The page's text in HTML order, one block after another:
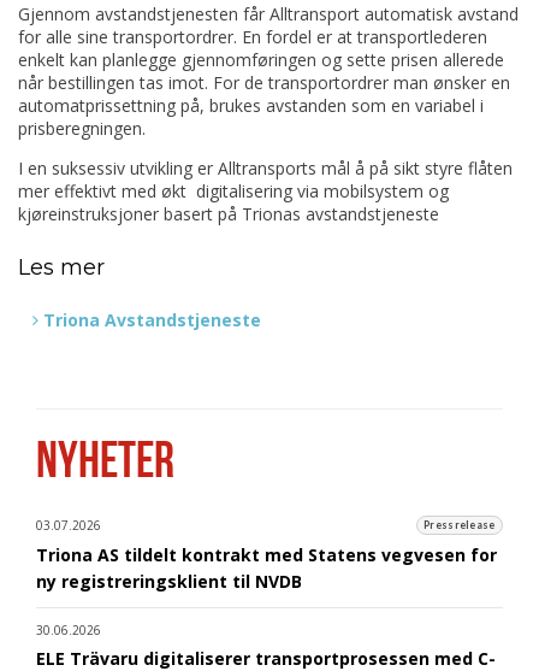
Gjennom avstandstjenesten får Alltransport automatisk avstand
for alle sine transportordrer. En fordel er at transportlederen
enkelt kan planlegge gjennomføringen og sette prisen allerede
når bestillingen tas imot. For de transportordrer man ønsker en
automatprissettning på, brukes avstanden som en variabel i
prisberegningen.
I en suksessiv utvikling er Alltransports mål å på sikt styre flåten
mer effektivt med økt digitalisering via mobilsystem og
kjøreinstruksjoner basert på Trionas avstandstjeneste
Les mer
Triona Avstandstjeneste
NYHETER
03.07.2026 Pressrelease
Triona AS tildelt kontrakt med Statens vegvesen for
ny registreringsklient til NVDB
30.06.2026
ELE Trävaru digitaliserer transportprosessen med C-